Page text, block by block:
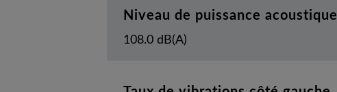
Niveau de puissance acoustique
108.0 dB(A)